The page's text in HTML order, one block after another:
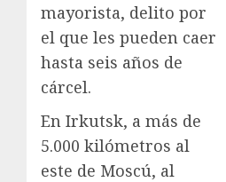
mayorista, delito por
el que les pueden caer
hasta seis años de
cárcel.
En Irkutsk, a más de
5.000 kilómetros al
este de Moscú, al